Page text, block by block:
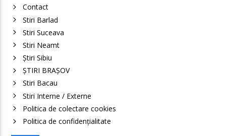
Contact
Stiri Barlad
Stiri Suceava
Stiri Neamt
Știri Sibiu
ȘTIRI BRAȘOV
Stiri Bacau
Stiri Interne / Externe
Politica de colectare cookies
Politica de confidenţialitate